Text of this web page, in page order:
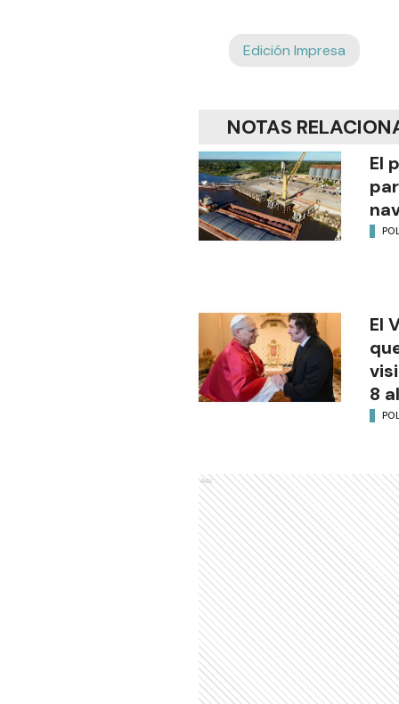
Edición Impresa
NOTAS
El
El
8
Ads